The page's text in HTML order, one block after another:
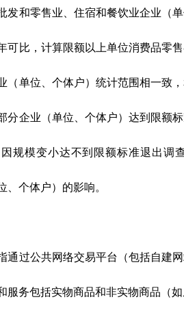
和零售业、住宿和餐饮业企业（单
可比，计算限额以上单位消费品零
（单位、个体户）统计范围相一致
分企业（单位、个体户）达到限额
因规模变小达不到限额标准退出调
、个体户）的影响。
过公共网络交易平台（包括自建网
服务包括实物商品和非实物商品（